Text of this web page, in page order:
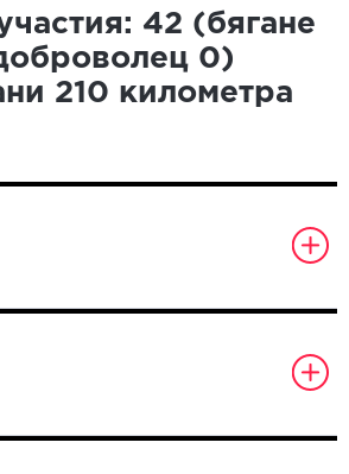
42 (бягане
0)
210 километра